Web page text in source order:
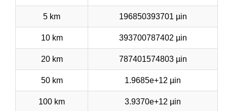
5 km 196850393701 µin
10 km 393700787402 µin
20 km 787401574803 µin
50 km 1.9685e+12 µin
100 km 3.9370e+12 µin